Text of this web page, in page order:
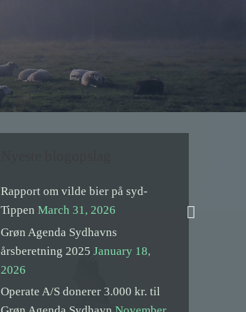
Search
Rapport om vilde bier på syd-
Tippen March 31, 2026
Grøn Agenda Sydhavns
årsberetning 2025 January 18,
2026
Operate A/S donerer 3.000 kr. til